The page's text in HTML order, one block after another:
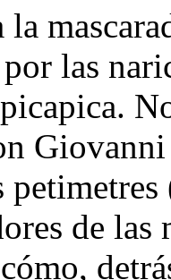
las
de las